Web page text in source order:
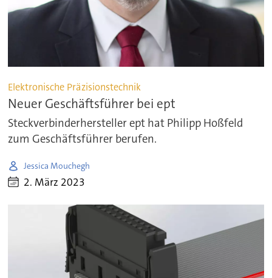
Elektronische Präzisionstechnik
Neuer Geschäftsführer bei ept
Steckverbinderhersteller ept hat Philipp Hoßfeld
zum Geschäftsführer berufen.
Jessica Mouchegh
2. März 2023